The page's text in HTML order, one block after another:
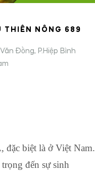
THIÊN NÔNG 689
Đồng, P.Hiệp Bình
đặc biệt là ở Việt Nam.
đến sự sinh